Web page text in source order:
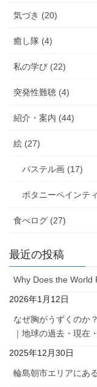
気づき (20)
癒し隊 (4)
私の学び (22)
突発性難聴 (4)
紹介・案内 (44)
絵 (27)
パステル画 (17)
ボタニーペインテ
食べログ (27)
最近の投稿
Why Does the World
2026年1月12日
なぜ胸がうずくのか
｜地球の過去・現在
2025年12月30日
輪島朝市エリアにあ